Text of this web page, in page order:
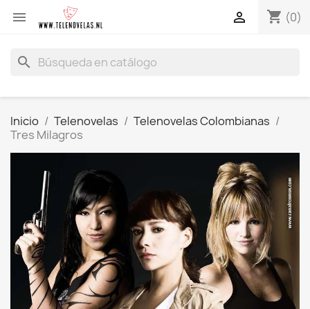
 shopping_cart (0)

search
Inicio Telenovelas
Telenovelas Colombianas
Tres Milagros